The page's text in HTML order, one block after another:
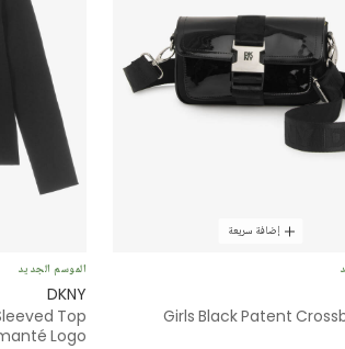
إضافة سريعة
Girls Black Patent
الموسم الجديد
DKNY
Top
Logo